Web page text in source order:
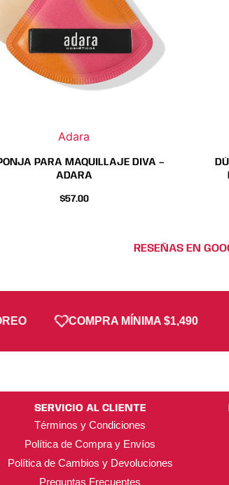
Adara
PARA MAQUILLAJE DIVA –
ADARA
$57.00
RESEÑAS EN
COMPRA MÍNIMA $1,490
SERVICIO AL CLIENTE
Términos y Condiciones
Política de Compra y Envíos
Política de Cambios y Devoluciones
Preguntas Frecuentes